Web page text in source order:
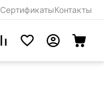
СертификатыКонтакты